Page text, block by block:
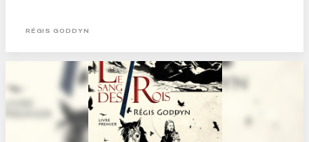
RÉGIS GODDYN